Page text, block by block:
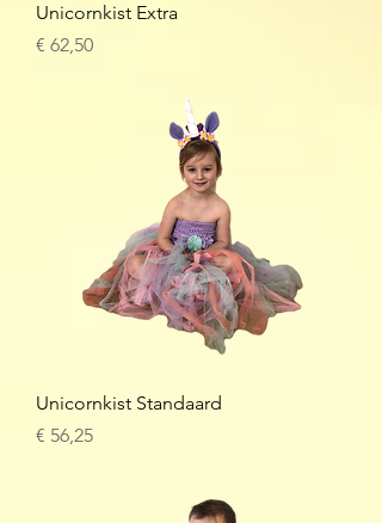
Unicornkist Extra
Prijs
€ 62,50
Unicornkist Standaard
Prijs
€ 56,25